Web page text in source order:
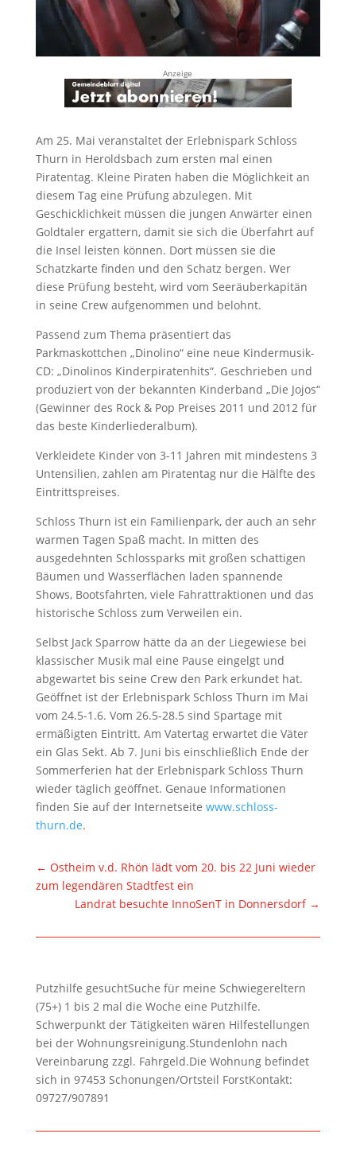
Anzeige
Am 25. Mai veranstaltet der Erlebnispark Schloss
Thurn in Heroldsbach zum ersten mal einen
Piratentag. Kleine Piraten haben die Möglichkeit an
diesem Tag eine Prüfung abzulegen. Mit
Geschicklichkeit müssen die jungen Anwärter einen
Goldtaler ergattern, damit sie sich die Überfahrt auf
die Insel leisten können. Dort müssen sie die
Schatzkarte finden und den Schatz bergen. Wer
diese Prüfung besteht, wird vom Seeräuberkapitän
in seine Crew aufgenommen und belohnt.
Passend zum Thema präsentiert das
Parkmaskottchen „Dinolino“ eine neue Kindermusik-
CD: „Dinolinos Kinderpiratenhits“. Geschrieben und
produziert von der bekannten Kinderband „Die Jojos“
(Gewinner des Rock & Pop Preises 2011 und 2012 für
das beste Kinderliederalbum).
Verkleidete Kinder von 3-11 Jahren mit mindestens 3
Untensilien, zahlen am Piratentag nur die Hälfte des
Eintrittspreises.
Schloss Thurn ist ein Familienpark, der auch an sehr
warmen Tagen Spaß macht. In mitten des
ausgedehnten Schlossparks mit großen schattigen
Bäumen und Wasserflächen laden spannende
Shows, Bootsfahrten, viele Fahrattraktionen und das
historische Schloss zum Verweilen ein.
Selbst Jack Sparrow hätte da an der Liegewiese bei
klassischer Musik mal eine Pause eingelgt und
abgewartet bis seine Crew den Park erkundet hat.
Geöffnet ist der Erlebnispark Schloss Thurn im Mai
vom 24.5-1.6. Vom 26.5-28.5 sind Spartage mit
ermäßigten Eintritt. Am Vatertag erwartet die Väter
ein Glas Sekt. Ab 7. Juni bis einschließlich Ende der
Sommerferien hat der Erlebnispark Schloss Thurn
wieder täglich geöffnet. Genaue Informationen
finden Sie auf der Internetseite www.schloss-
thurn.de.
← Ostheim v.d. Rhön lädt vom 20. bis 22 Juni wieder
zum legendären Stadtfest ein
Landrat besuchte InnoSenT in Donnersdorf→
Putzhilfe gesuchtSuche für meine Schwiegereltern
(75+) 1 bis 2 mal die Woche eine Putzhilfe.
Schwerpunkt der Tätigkeiten wären Hilfestellungen
bei der Wohnungsreinigung.Stundenlohn nach
Vereinbarung zzgl. Fahrgeld.Die Wohnung befindet
sich in 97453 Schonungen/Ortsteil ForstKontakt:
09727/907891